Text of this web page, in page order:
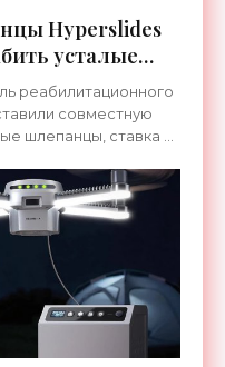
Hyperslides
усталые
- «Гаджеты»
реабилитационного
совместную
шлепанцы, ставка в